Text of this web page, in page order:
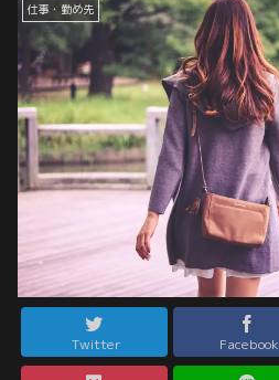
仕事・勤め先
Twitter Facebook